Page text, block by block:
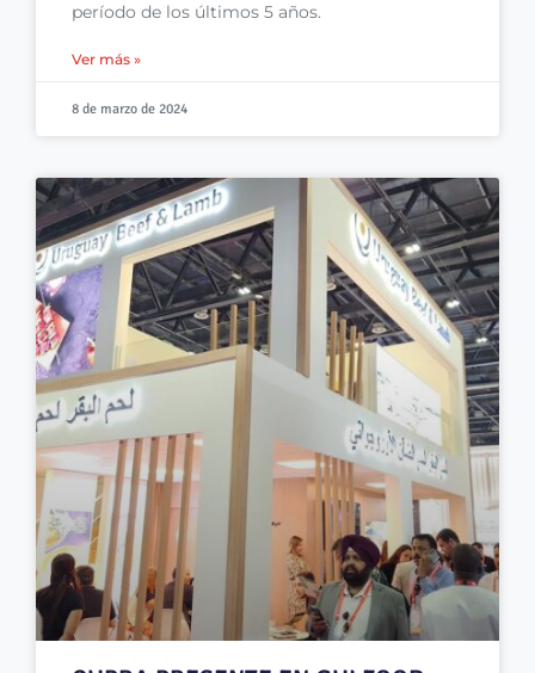
período de los últimos 5 años.
Ver más »
8 de marzo de 2024